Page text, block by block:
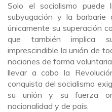
Solo el socialismo
subyugación y la barbarie
únicamente su superación
que también implica
imprescindible la unión de
naciones de forma
llevar a cabo la
conquista del socialismo
su unión y su fuerza
nacionalidad y de país.